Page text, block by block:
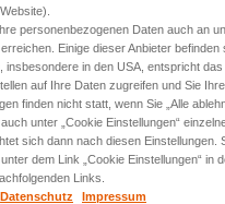
Was ist
personenbezogenen Daten auch an
Einige dieser Anbieter
insbesondere in den USA, entspricht
auf Ihre Daten zugreifen und Sie
finden nicht statt, wenn Sie „Alle
unter „Cookie Einstellungen“
sich dann nach diesen
dem Link „Cookie Einstellungen“
Links.
Datenschutz Impressum